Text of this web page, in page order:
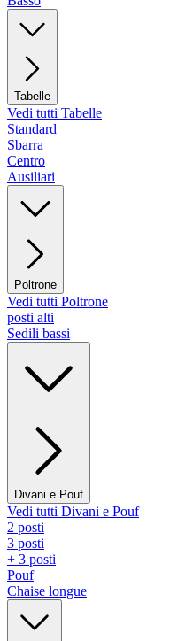
Tabelle
Vedi tutti Tabelle
Standard
Sbarra
Centro
Ausiliari
Poltrone
Vedi tutti Poltrone
posti alti
Sedili bassi
Divani e Pouf
Vedi tutti Divani e Pouf
2 posti
3 posti
+ 3 posti
Pouf
Chaise longue